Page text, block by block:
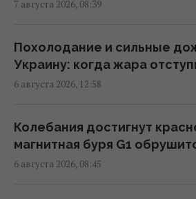
Россия намерена
аннексировать часть
НАТО
Во время визитов Путина в
появляется много дешевого
7 августа 2026, 08:39
Похолодание и сильные
Украину: когда жара
6 августа 2026, 12:58
Колебания достигнут
магнитная буря G1
6 августа 2026, 08:45